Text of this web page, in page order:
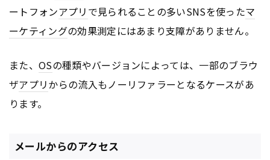
ートフォンアプリ で見られることの多いSNSを使ったマ
ーケティングの効果測定にはあまり支障がありません。
また、 OSの種類やバージョンによっては、一部のブラウ
ザアプリからの流入もノーリファラーとなるケースがあ
ります。
メールからのアクセス